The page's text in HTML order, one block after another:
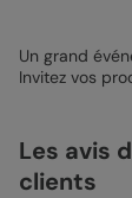
Un grand
Invitez vos
ce beau jour.
de petites
de votre
Les avis
clients